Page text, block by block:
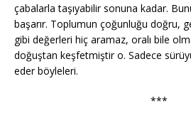
çabalarla taşıyabilir sonuna kadar.
başarır. Toplumun çoğunluğu doğru,
gibi değerleri hiç aramaz, oralı bile
doğuştan keşfetmiştir o. Sadece
eder böyleleri.
***